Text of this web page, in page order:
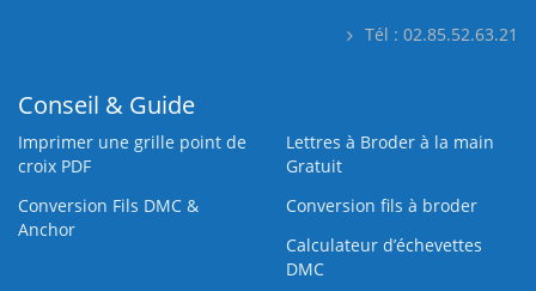
Tél : 02.85.52.63.21
Conseil & Guide
Imprimer une grille point de
croix PDF
Lettres à Broder à la main
Gratuit
Conversion Fils DMC &
Anchor
Conversion fils à broder
Calculateur d’échevettes
DMC